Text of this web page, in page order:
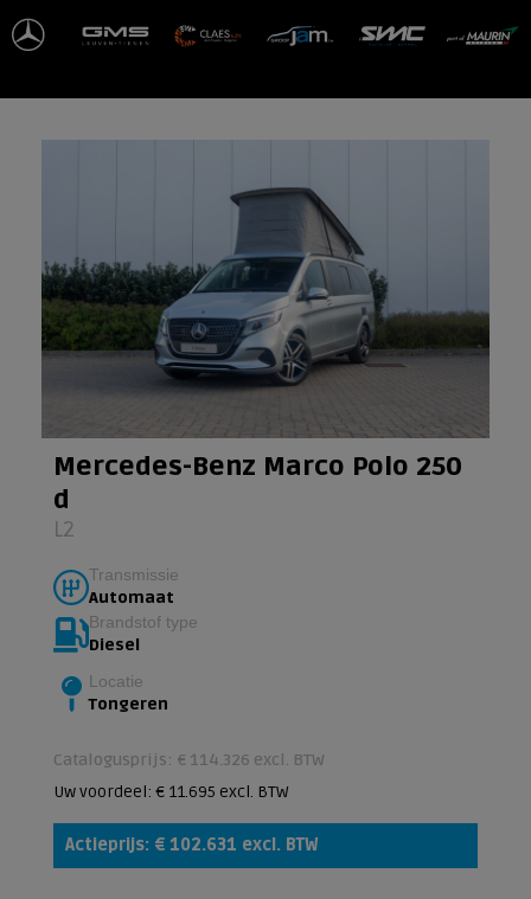
naar
Mercedes-Benz Marco Polo 250
d
L2
Transmissie
Automaat
Brandstof type
Diesel
Locatie
Tongeren
Catalogusprijs: € 114.326 excl. BTW
Uw voordeel: € 11.695 excl. BTW
Actieprijs: € 102.631 excl. BTW